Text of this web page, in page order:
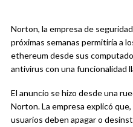
Norton, la empresa de
próximas semanas permitiría a
ethereum desde sus
antivirus con una funcionalidad
El anuncio se hizo desde una
Norton. La empresa explicó
usuarios deben apagar o